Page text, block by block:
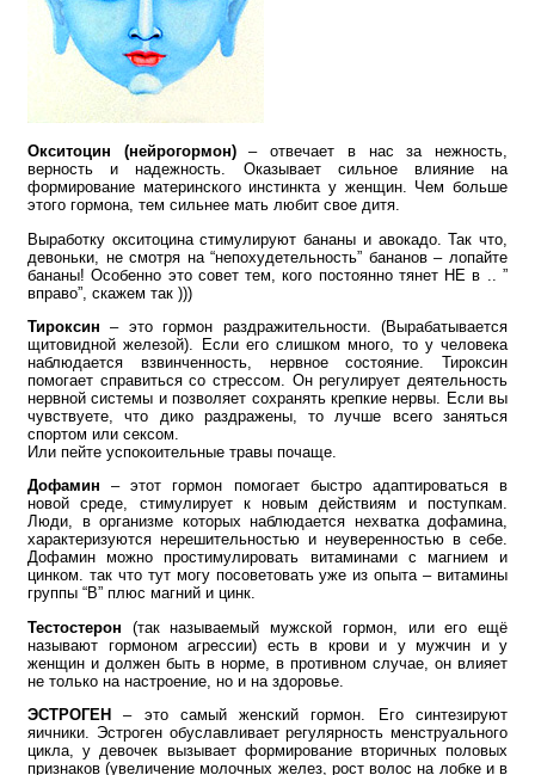
Окситоцин (нейрогормон)– отвечает в нас за нежность,
верность и надежность. Оказывает сильное влияние на
формирование материнского инстинкта у женщин. Чем больше
этого гормона, тем сильнее мать любит свое дитя.
Выработку окситоцина стимулируют бананы и авокадо. Так что,
девоньки, не смотря на “непохудетельность” бананов – лопайте
бананы! Особенно это совет тем, кого постоянно тянет НЕ в .. ”
вправо”, скажем так )))
Тироксин – это гормон раздражительности. (Вырабатывается
щитовидной железой). Если его слишком много, то у человека
наблюдается взвинченность, нервное состояние. Тироксин
помогает справиться со стрессом. Он регулирует деятельность
нервной системы и позволяет сохранять крепкие нервы. Если вы
чувствуете, что дико раздражены, то лучше всего заняться
спортом или сексом.
Или пейте успокоительные травы почаще.
Дофамин– этот гормон помогает быстро адаптироваться в
новой среде, стимулирует к новым действиям и поступкам.
Люди, в организме которых наблюдается нехватка дофамина,
характеризуются нерешительностью и неуверенностью в себе.
Дофамин можно простимулировать витаминами с магнием и
цинком. так что тут могу посоветовать уже из опыта – витамины
группы “В” плюс магний и цинк.
Тестостерон (так называемый мужской гормон, или его ещё
называют гормоном агрессии) есть в крови и у мужчин и у
женщин и должен быть в норме, в противном случае, он влияет
не только на настроение, но и на здоровье.
ЭСТРОГЕН
– это самый женский гормон. Его синтезируют
яичники. Эстроген обуславливает регулярность менструального
цикла, у девочек вызывает формирование вторичных половых
признаков (увеличение молочных желез, рост волос на лобке и в